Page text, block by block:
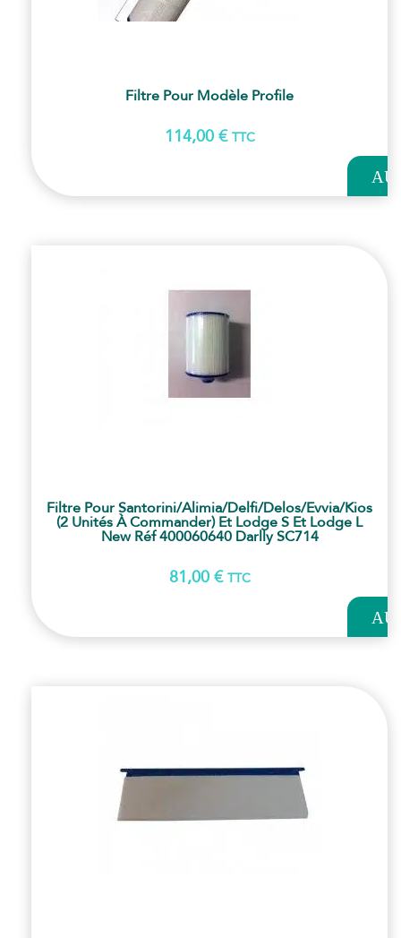
Filtre Pour Modèle Profile
114,00 € TTC
AU
Filtre Pour Santorini/alimia/delfi/delos/evvia/kios
(2 Unités À Commander) Et Lodge S Et Lodge L
New Réf 400060640 Darlly SC714
81,00 € TTC
AU